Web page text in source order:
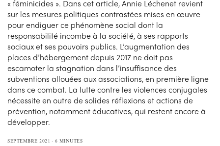
« féminicides ». Dans cet article, Annie Léchenet revient
sur les mesures politiques contrastées mises en œuvre
pour endiguer ce phénomène social dont la
responsabilité incombe à la société, à ses rapports
sociaux et ses pouvoirs publics. L’augmentation des
places d’hébergement depuis 2017 ne doit pas
escamoter la stagnation dans l’insuffisance des
subventions allouées aux associations, en première ligne
dans ce combat. La lutte contre les violences conjugales
nécessite en outre de solides réflexions et actions de
prévention, notamment éducatives, qui restent encore à
développer.
SEPTEMBRE 2021 6 MINUTES